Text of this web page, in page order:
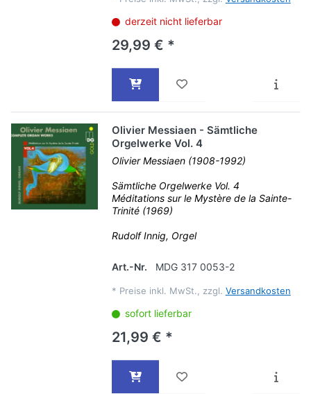
derzeit nicht lieferbar
29,99 € *
Olivier Messiaen - Sämtliche
Orgelwerke Vol. 4
Olivier Messiaen (1908-1992)
Sämtliche Orgelwerke Vol. 4
Méditations sur le Mystère de la Sainte-
Trinité (1969)
Rudolf Innig, Orgel
Art.-Nr. MDG 317 0053-2
* Preise inkl. MwSt., zzgl. Versandkosten
sofort lieferbar
21,99 € *